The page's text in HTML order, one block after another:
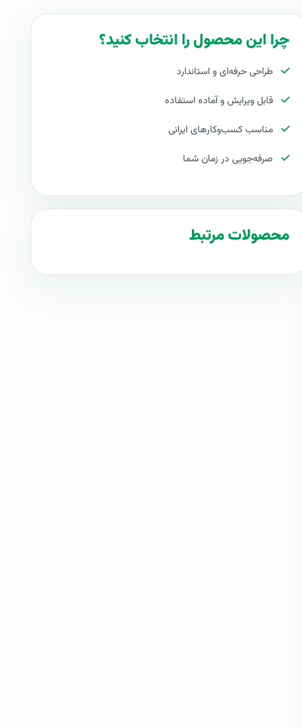
چرا این محصول را انتخاب کنید؟
طراحی حرفه‌ای و استاندارد
قابل ویرایش و آماده استفاده
مناسب کسب‌وکارهای ایرانی
صرفه‌جویی در زمان شما
محصولات مرتبط